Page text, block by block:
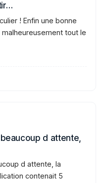
! Enfin une bonne
tout le
d attente,
d attente, la
contenait 5